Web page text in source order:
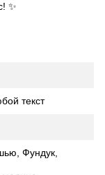
✨
текст
Фундук,